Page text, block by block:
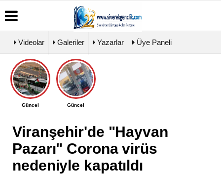
Üye
Paneli
Haber
Arşivi
Biyografiler
Galeri
Videolar Galeriler Yazarlar Üye Paneli
Güncel Güncel
Viranşehir'de "Hayvan
Pazarı" Corona virüs
nedeniyle kapatıldı